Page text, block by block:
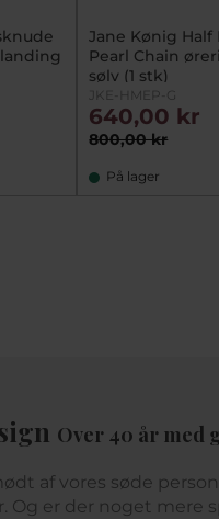
Jane Kønig Half
Pearl Chain
sølv (1 stk)
JKE-HMEP-G
800,00 kr
640,00 kr
På lager
Over 40 år med
af vores søde
Og er der noget mere